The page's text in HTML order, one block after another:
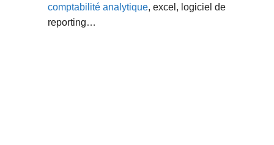
comptabilité analytique, excel, logiciel de
reporting…